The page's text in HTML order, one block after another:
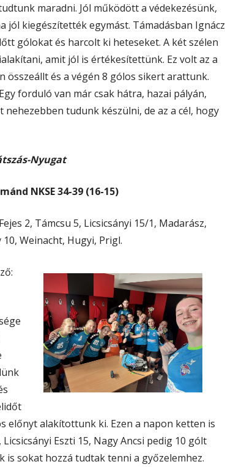
maradni. Jól működött a védekezésünk,
jól kiegészítették egymást. Támadásban Ignácz
gólokat és harcolt ki heteseket. A két szélen
amit jól is értékesítettünk. Ez volt az a
összeállt és a végén 8 gólos sikert arattunk.
forduló van már csak hátra, hazai pályán,
tudunk készülni, de az a cél, hogy
Nyugat
NKSE 34-39 (16-15)
2, Támcsu 5, Licsicsányi 15/1, Madarász,
Weinacht, Hugyi, Prigl.
előnyt alakítottunk ki. Ezen a napon ketten is
Eszti 15, Nagy Ancsi pedig 10 gólt
is sokat hozzá tudtak tenni a győzelemhez.